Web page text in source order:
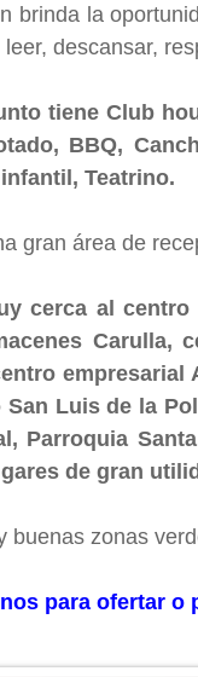
brinda la
descansar,
tiene Club
BBQ,
Teatrino.
gran área de
cerca al
Carulla,
empresarial
San Luis de la
Parroquia
de gran
buenas zonas
para ofertar o